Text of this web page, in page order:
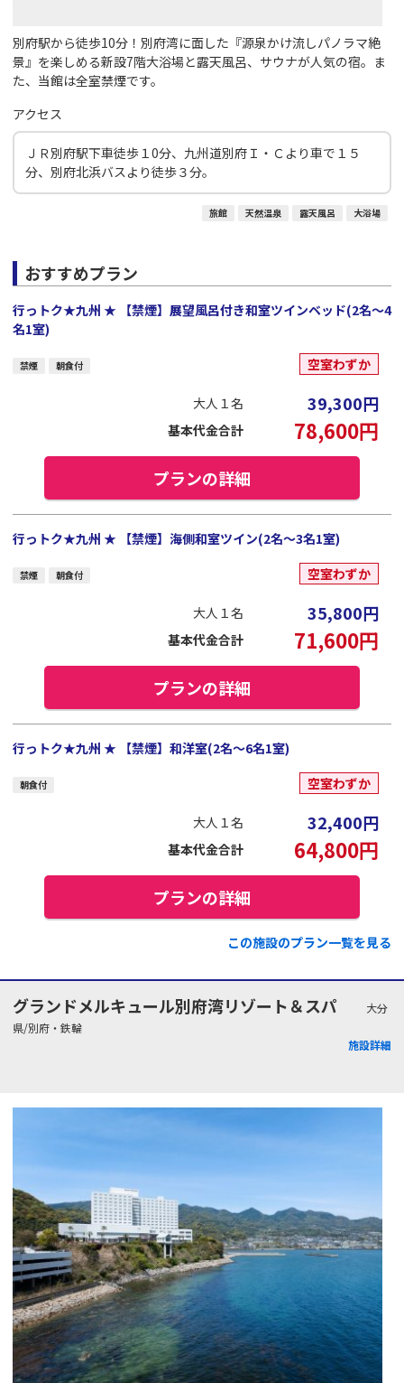
別府駅から徒歩10分！別府湾に面した『源泉かけ流しパノラマ絶
景』を楽しめる新設7階大浴場と露天風呂、サウナが人気の宿。ま
た、当館は全室禁煙です。
アクセス
ＪＲ別府駅下車徒歩１0分、九州道別府Ｉ・Ｃより車で１５
分、別府北浜バスより徒歩３分。
旅館 天然温泉 露天風呂 大浴場
おすすめプラン
行っトク★九州 ★ 【禁煙】展望風呂付き和室ツインベッド(2名～4
名1室)
禁煙 朝食付 空室わずか
大人１名 39,300円
基本代金合計 78,600円
プランの詳細
行っトク★九州 ★ 【禁煙】海側和室ツイン(2名～3名1室)
禁煙 朝食付 空室わずか
大人１名 35,800円
基本代金合計 71,600円
プランの詳細
行っトク★九州 ★ 【禁煙】和洋室(2名～6名1室)
朝食付 空室わずか
大人１名 32,400円
基本代金合計 64,800円
プランの詳細
この施設のプラン一覧を見る
グランドメルキュール別府湾リゾート＆スパ
大分
県/別府・鉄輪
施設詳細